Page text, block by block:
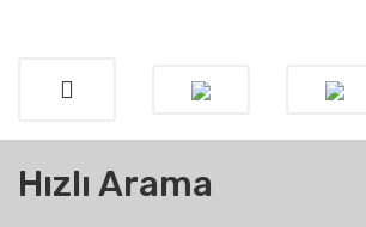
Hızlı Arama